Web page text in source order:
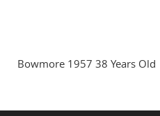
Bowmore 1957 38 Years Old